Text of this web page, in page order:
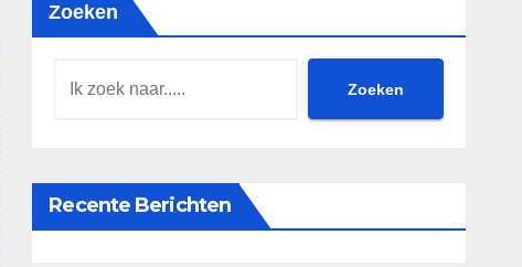
Zoeken
Zoeken
Recente Berichten